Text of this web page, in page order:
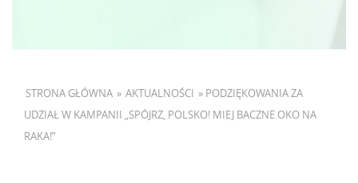
STRONA GŁÓWNA » AKTUALNOŚCI » PODZIĘKOWANIA ZA
UDZIAŁ W KAMPANII „SPÓJRZ, POLSKO! MIEJ BACZNE OKO NA
RAKA!”